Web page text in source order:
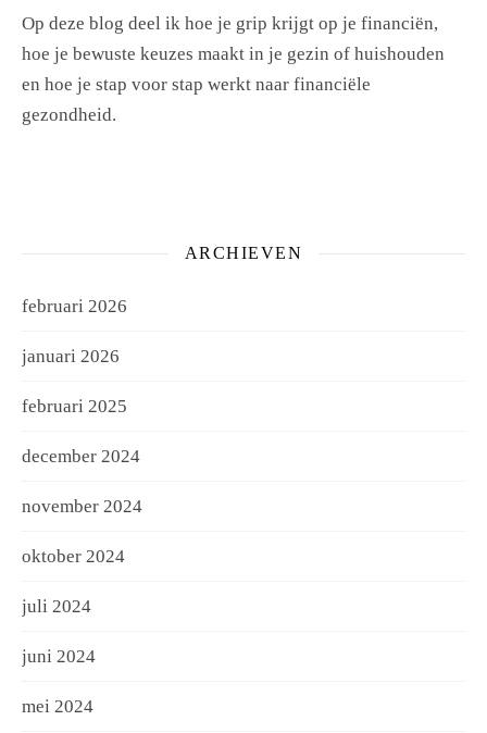
Op deze blog deel ik hoe je grip krijgt op je financiën,
hoe je bewuste keuzes maakt in je gezin of huishouden
en hoe je stap voor stap werkt naar financiële
gezondheid.
ARCHIEVEN
februari 2026
januari 2026
februari 2025
december 2024
november 2024
oktober 2024
juli 2024
juni 2024
mei 2024